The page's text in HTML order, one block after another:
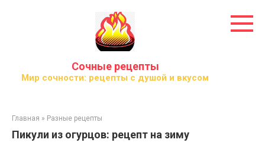
Сочные рецепты
Мир сочности: рецепты с душой и вкусом
Главная » Разные рецепты
Пикули из огурцов: рецепт на зиму